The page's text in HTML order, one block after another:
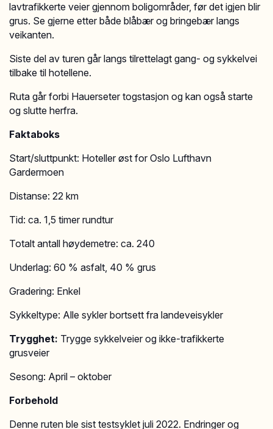
lavtrafikkerte veier gjennom boligområder, før det igjen blir
grus. Se gjerne etter både blåbær og bringebær langs
veikanten.
Siste del av turen går langs tilrettelagt gang- og sykkelvei
tilbake til hotellene.
Ruta går forbi Hauerseter togstasjon og kan også starte
og slutte herfra.
Faktaboks
Start/sluttpunkt: Hoteller øst for Oslo Lufthavn
Gardermoen
Distanse: 22 km
Tid: ca. 1,5 timer rundtur
Totalt antall høydemetre: ca. 240
Underlag: 60 % asfalt, 40 % grus
Gradering: Enkel
Sykkeltype: Alle sykler bortsett fra landeveisykler
Trygghet: Trygge sykkelveier og ikke-trafikkerte
grusveier
Sesong: April – oktober
Forbehold
Denne ruten ble sist testsyklet juli 2022. Endringer og